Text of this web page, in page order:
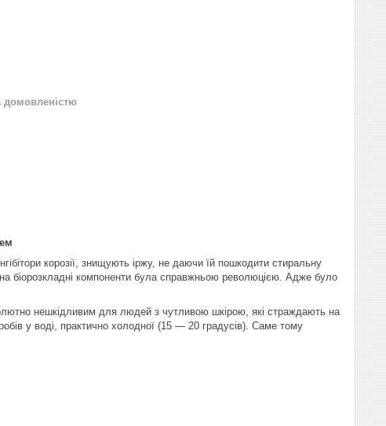
домовленістю
корозії, знищують іржу, не даючи їй пошкодити стиральну
біорозкладні компоненти була справжньою революцією. Адже було
нешкідливим для людей з чутливою шкірою, які страждають на
у воді, практично холодної (15 ― 20 градусів). Саме тому